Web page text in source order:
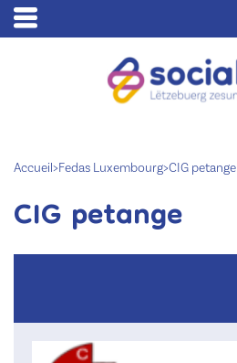
Accueil>Fedas Luxembourg>CIG petange
CIG petange